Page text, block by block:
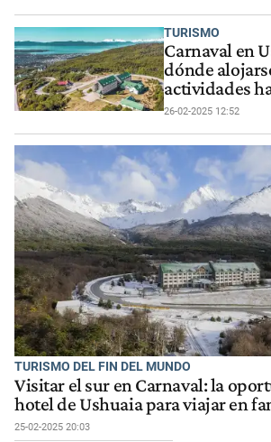
TURISMO
Carnaval en
dónde
actividades
26-02-2025 12:52
TURISMO DEL FIN DEL MUNDO
Visitar el sur en Carnaval: la
hotel de Ushuaia para viajar en
25-02-2025 20:03